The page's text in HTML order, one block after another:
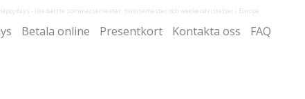
- lite bättre sommarsemester, minisemester och weekendvistelser i Europa
Betala online Presentkort Kontakta oss FAQ